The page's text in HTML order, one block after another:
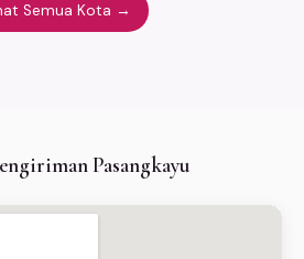
Semua Kota →
Pasangkayu